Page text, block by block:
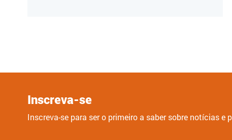
Inscreva-se
Inscreva-se para ser o primeiro a saber sobre notícias e